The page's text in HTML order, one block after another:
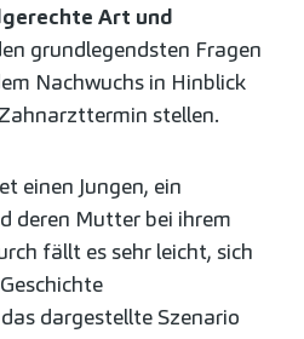
Art und
grundlegendsten Fragen
Nachwuchs in Hinblick
stellen.
einen Jungen, ein
deren Mutter bei ihrem
fällt es sehr leicht, sich
dargestellte Szenario